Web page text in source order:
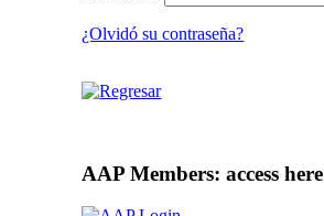
¿Olvidó su contraseña?
AAP Members: access here